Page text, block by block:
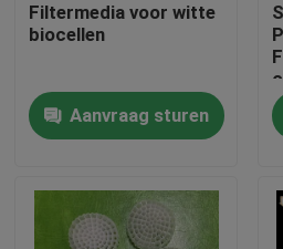
Kwaliteitscontrole
Contacteer ons
Verzoek om een Citaat
Filtermedia voor witte
biocellen
Aanvraag sturen